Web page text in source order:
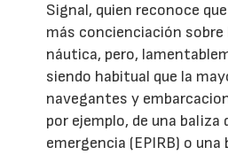
Signal, quien reconoce
más concienciación sobre
náutica, pero,
siendo habitual que la
navegantes y
por ejemplo, de una baliza
emergencia (EPIRB) o una